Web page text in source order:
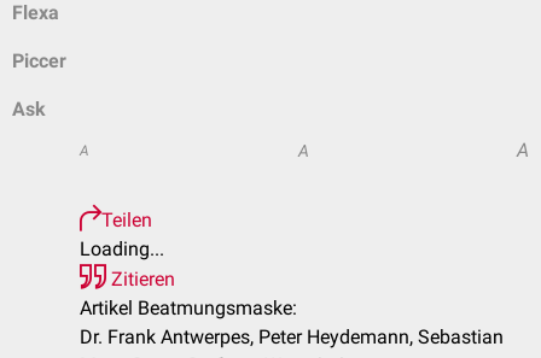
Flexa
Piccer
Ask
A A A
Teilen
Loading...
Zitieren
Artikel Beatmungsmaske:
Dr. Frank Antwerpes, Peter Heydemann, Sebastian